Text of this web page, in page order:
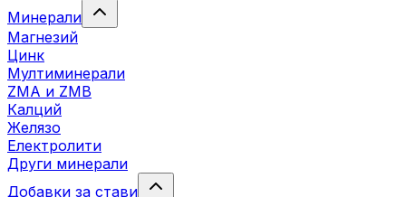
Минерали
Магнезий
Цинк
Мултиминерали
ZMA и ZMB
Калций
Желязо
Електролити
Други минерали
Добавки за стави